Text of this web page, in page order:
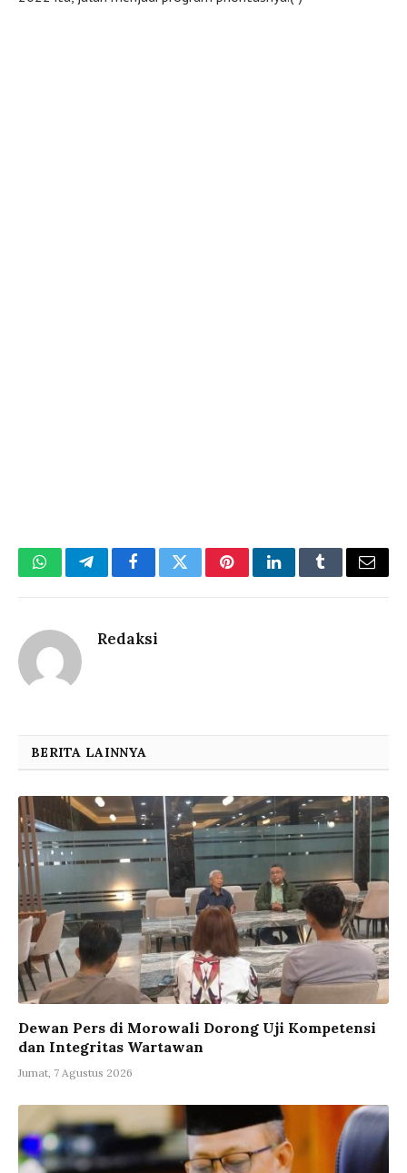
WhatsAppTelegramFacebookTwitterPinterestLinkedInTumblrEmail
Redaksi
BERITA LAINNYA
Dewan Pers di Morowali Dorong Uji Kompetensi
dan Integritas Wartawan
Jumat, 7 Agustus 2026